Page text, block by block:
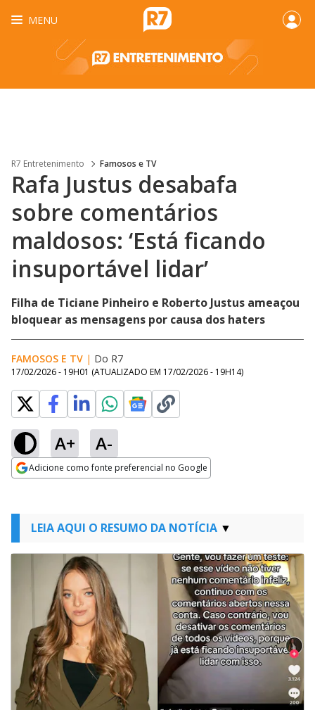
MENU
R7 Entretenimento Famosos e TV
Rafa Justus desabafa
sobre comentários
maldosos: ‘Está ficando
insuportável lidar’
Filha de Ticiane Pinheiro e Roberto Justus ameaçou
bloquear as mensagens por causa dos haters
FAMOSOS E TV | Do R7
17/02/2026 - 19H01 (ATUALIZADO EM 17/02/2026 - 19H14)
A+ A-
Adicione como fonte preferencial no Google
LEIA AQUI O RESUMO DA NOTÍCIA